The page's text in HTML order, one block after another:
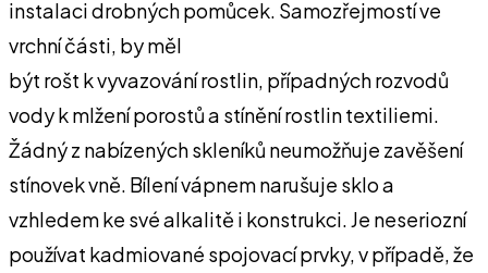
instalaci drobných pomůcek. Samozřejmostí ve
vrchní části, by měl
být rošt k vyvazování rostlin, případných rozvodů
vody k mlžení porostů a stínění rostlin textiliemi.
Žádný z nabízených skleníků neumožňuje zavěšení
stínovek vně. Bílení vápnem narušuje sklo a
vzhledem ke své alkalitě i konstrukci. Je neseriozní
používat kadmiované spojovací prvky, v případě, že